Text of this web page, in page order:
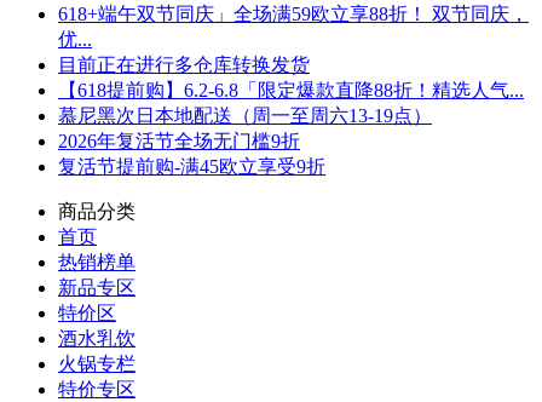
618+端午双节同庆」全场满59欧立享88折！ 双节同庆，
优...
目前正在进行多仓库转换发货
【618提前购】6.2-6.8「限定爆款直降88折！精选人气...
慕尼黑次日本地配送（周一至周六13-19点）
2026年复活节全场无门槛9折
复活节提前购-满45欧立享受9折
商品分类
首页
热销榜单
新品专区
特价区
酒水乳饮
火锅专栏
特价专区